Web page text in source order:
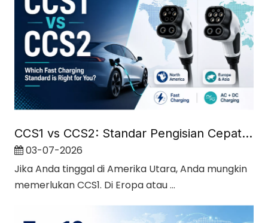
CCS1 vs CCS2: Standar Pengisian Cepat Mana yang Tepat untuk Anda?
03-07-2026
Jika Anda tinggal di Amerika Utara, Anda mungkin
memerlukan CCS1. Di Eropa atau ...